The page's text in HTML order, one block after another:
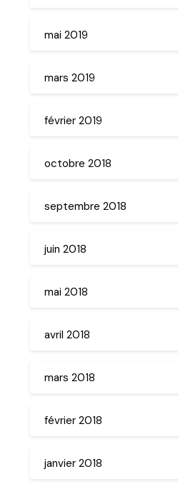
mai 2019
mars 2019
février 2019
octobre 2018
septembre 2018
juin 2018
mai 2018
avril 2018
mars 2018
février 2018
janvier 2018